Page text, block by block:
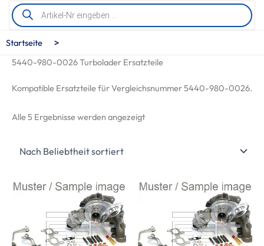
Products
search
Startseite >
5440-980-0026 Turbolader Ersatzteile
Kompatible Ersatzteile für Vergleichsnummer 5440-980-0026.
Alle 5 Ergebnisse werden angezeigtNach